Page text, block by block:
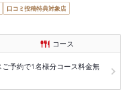
口コミ投稿特典対象店
コース
ご予約で1名様分コース料金無